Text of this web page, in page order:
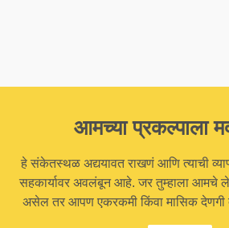
आमच्या प्रकल्पाला
हे संकेतस्थळ अद्ययावत राखणं आणि त्याची
सहकार्यावर अवलंबून आहे. जर तुम्हाला आमचे
असेल तर आपण एकरकमी किंवा मासिक देणगी